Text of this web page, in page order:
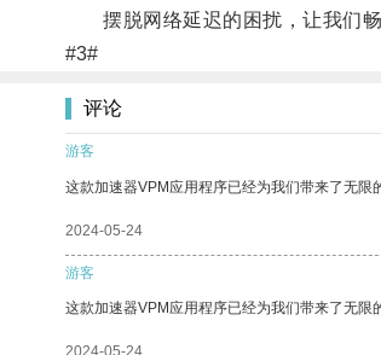
摆脱网络延迟的困扰，让我们畅
#3#
评论
游客
这款加速器VPM应用程序已经为我们带来了无限
2024-05-24
游客
这款加速器VPM应用程序已经为我们带来了无限
2024-05-24